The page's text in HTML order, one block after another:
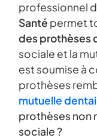
professionnel
Santé permet
des prothèses
sociale et la
est soumise à
prothèses
mutuelle
prothèses non
sociale ?